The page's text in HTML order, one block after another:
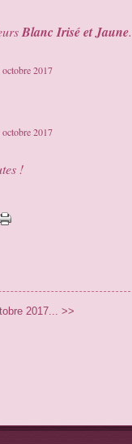
Blanc Irisé et Jaune.
!
2017... >>